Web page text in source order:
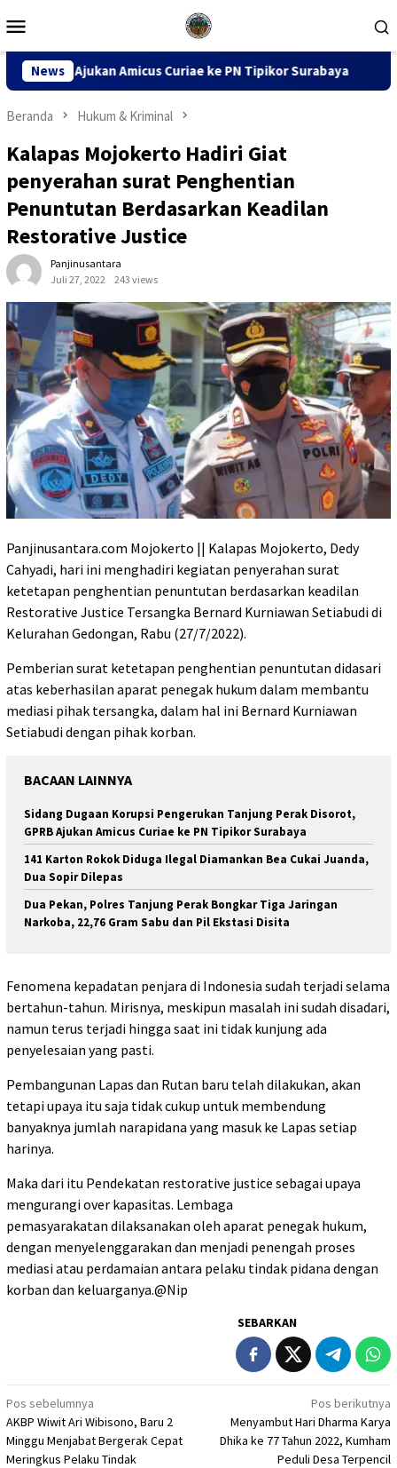
ke
Mobile
News
Curiae ke PN Tipikor Surabaya 141 Karton Rokok
Beranda Hukum & Kriminal
Kalapas Mojokerto Hadiri Giat
penyerahan surat Penghentian
Penuntutan Berdasarkan Keadilan
Restorative Justice
Panjinusantara
Juli 27, 2022
243 views
Panjinusantara.com Mojokerto || Kalapas Mojokerto, Dedy
Cahyadi, hari ini menghadiri kegiatan penyerahan surat
ketetapan penghentian penuntutan berdasarkan keadilan
Restorative Justice Tersangka Bernard Kurniawan Setiabudi di
Kelurahan Gedongan, Rabu (27/7/2022).
Pemberian surat ketetapan penghentian penuntutan didasari
atas keberhasilan aparat penegak hukum dalam membantu
mediasi pihak tersangka, dalam hal ini Bernard Kurniawan
Setiabudi dengan pihak korban.
BACAAN LAINNYA
Sidang Dugaan Korupsi Pengerukan Tanjung Perak Disorot,
GPRB Ajukan Amicus Curiae ke PN Tipikor Surabaya
141 Karton Rokok Diduga Ilegal Diamankan Bea Cukai Juanda,
Dua Sopir Dilepas
Dua Pekan, Polres Tanjung Perak Bongkar Tiga Jaringan
Narkoba, 22,76 Gram Sabu dan Pil Ekstasi Disita
Fenomena kepadatan penjara di Indonesia sudah terjadi selama
bertahun-tahun. Mirisnya, meskipun masalah ini sudah disadari,
namun terus terjadi hingga saat ini tidak kunjung ada
penyelesaian yang pasti.
Pembangunan Lapas dan Rutan baru telah dilakukan, akan
tetapi upaya itu saja tidak cukup untuk membendung
banyaknya jumlah narapidana yang masuk ke Lapas setiap
harinya.
Maka dari itu Pendekatan restorative justice sebagai upaya
mengurangi over kapasitas. Lembaga
pemasyarakatan dilaksanakan oleh aparat penegak hukum,
dengan menyelenggarakan dan menjadi penengah proses
mediasi atau perdamaian antara pelaku tindak pidana dengan
korban dan keluarganya.@Nip
SEBARKAN
Navigasi
pos
Pos sebelumnya
AKBP Wiwit Ari Wibisono, Baru 2
Minggu Menjabat Bergerak Cepat
Meringkus Pelaku Tindak
Pos berikutnya
Menyambut Hari Dharma Karya
Dhika ke 77 Tahun 2022, Kumham
Peduli Desa Terpencil